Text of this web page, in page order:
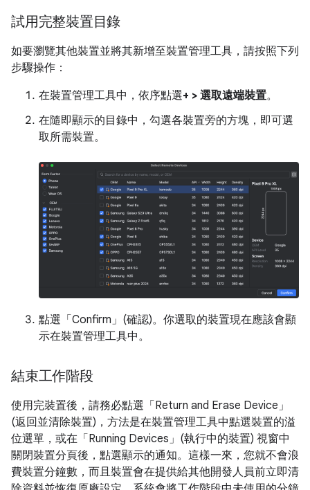
試用完整裝置目錄
如要瀏覽其他裝置並將其新增至裝置管理工具，請按照下列
步驟操作：
在裝置管理工具中，依序點選+ > 選取遠端裝置。
在隨即顯示的目錄中，勾選各裝置旁的方塊，即可選
取所需裝置。
點選「Confirm」(確認)。你選取的裝置現在應該會顯
示在裝置管理工具中。
結束工作階段
使用完裝置後，請務必點選「Return and Erase Device」
(返回並清除裝置) ，方法是在裝置管理工具中點選裝置的溢
位選單，或在「Running Devices」(執行中的裝置) 視窗中
關閉裝置分頁後，點選顯示的通知。這樣一來，您就不會浪
費裝置分鐘數，而且裝置會在提供給其他開發人員前立即清